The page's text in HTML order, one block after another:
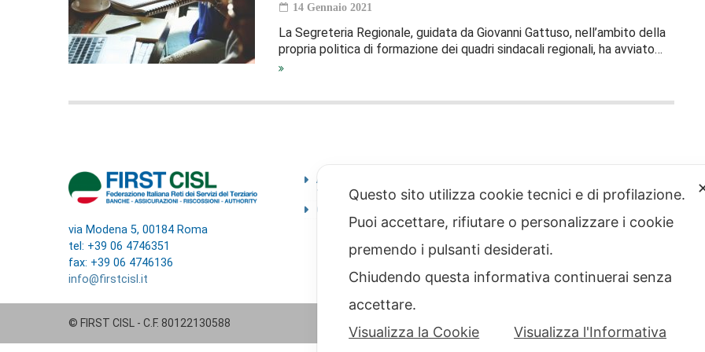
14 Gennaio 2021
La Segreteria Regionale, guidata da Giovanni Gattuso, nell’ambito della
propria politica di formazione dei quadri sindacali regionali, ha avviato…
via Modena 5, 00184 Roma
tel: +39 06 4746351
fax: +39 06 4746136
info@firstcisl.it
Amministrazione
trasparente
Codice etico
Privacy – Informativa sul
Cookie policy
© FIRST CISL - C.F. 80122130588
Questo sito utilizza cookie tecnici e di profilazione.
Puoi accettare, rifiutare o personalizzare i cookie
premendo i pulsanti desiderati.
Chiudendo questa informativa continuerai senza
accettare.
Visualizza la Cookie
Visualizza l'Informativa